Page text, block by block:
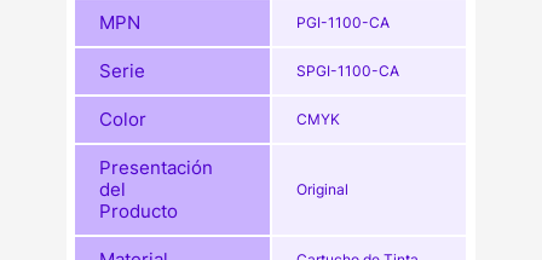
MPN PGI-1100-CA
Serie SPGI-1100-CA
Color CMYK
Presentación
del
Producto
Original